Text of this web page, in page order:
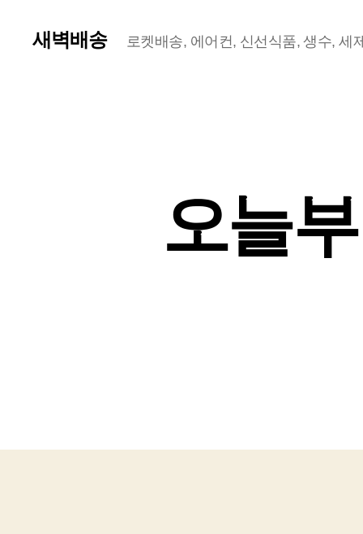
새벽배송 로켓배송, 에어컨, 신선식품, 생수, 세
오늘